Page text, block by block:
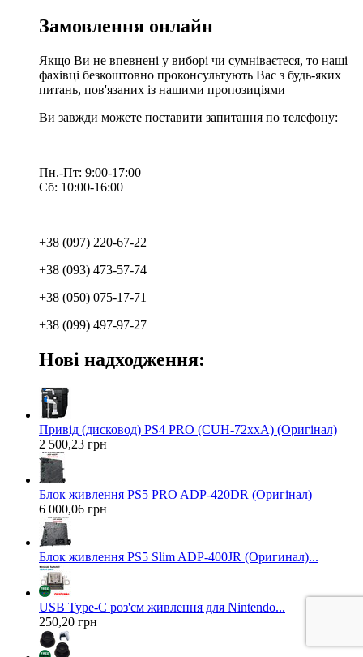
Замовлення онлайн
Якщо Ви не впевнені у виборі чи сумніваєтеся, то наші
фахівці безкоштовно проконсультують Вас з будь-яких
питань, пов'язаних із нашими пропозиціями
Ви завжди можете поставити запитання по телефону:
Пн.-Пт: 9:00-17:00
Сб: 10:00-16:00
+38 (097) 220-67-22
+38 (093) 473-57-74
+38 (050) 075-17-71
+38 (099) 497-97-27
Нові надходження:
Привід (дисковод) PS4 PRO (CUH-72xxA) (Оригінал)
2 500,23 грн
Блок живлення PS5 PRO ADP-420DR (Оригінал)
6 000,06 грн
Блок живлення PS5 Slim ADP-400JR (Оригинал)...
USB Type-C роз'єм живлення для Nintendo...
250,20 грн